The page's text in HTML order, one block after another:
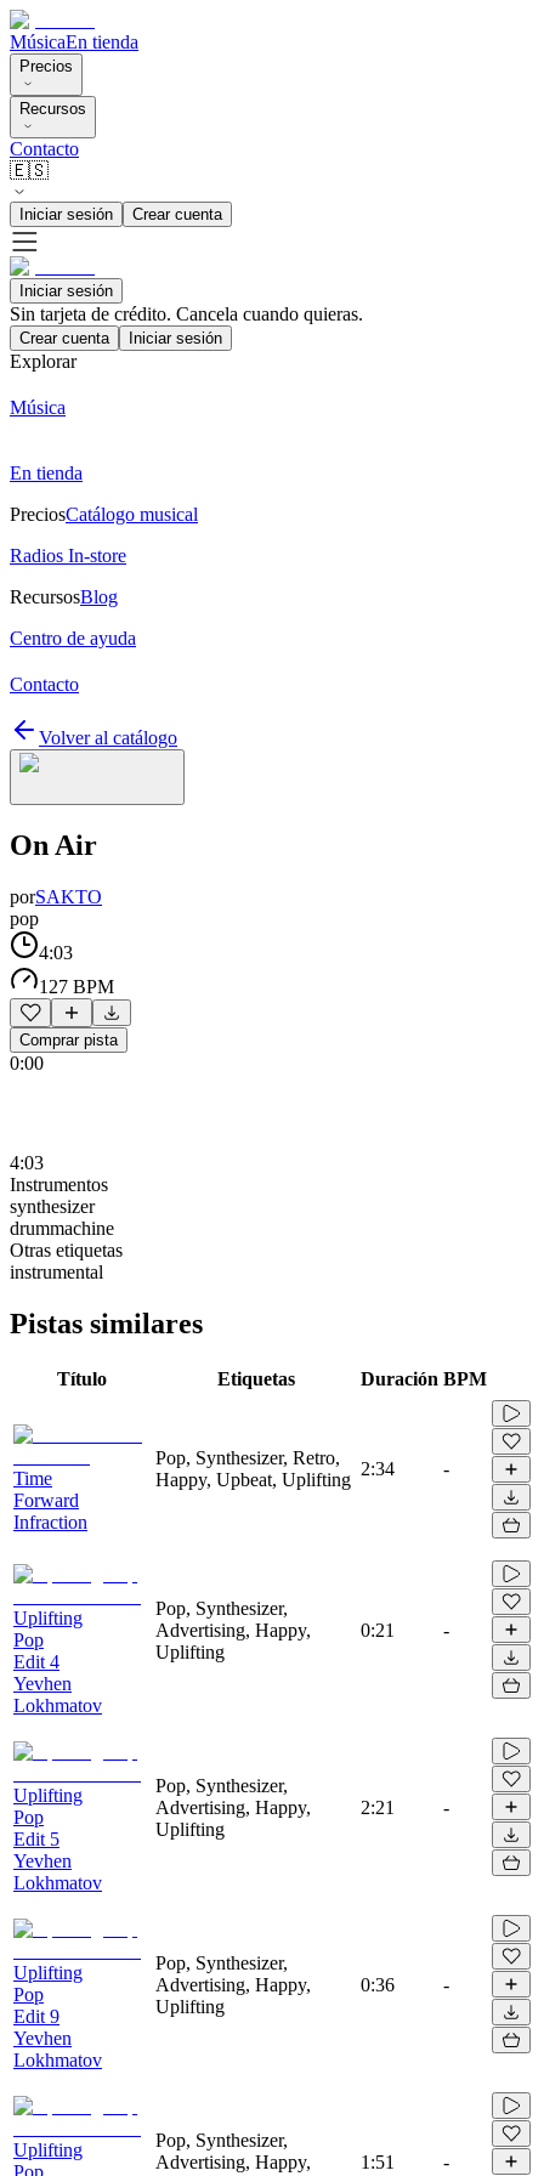
MúsicaEn tienda
Precios
Recursos
Contacto
🇪🇸
Iniciar sesión Crear cuenta
Iniciar sesión
Sin tarjeta de crédito. Cancela cuando quieras.
Crear cuenta Iniciar sesión
Explorar
Música
En tienda
PreciosCatálogo musical
Radios In-store
RecursosBlog
Centro de ayuda
Contacto
Volver al catálogo
On Air
porSAKTO
pop
4:03
127 BPM
Comprar pista
0:00
4:03
Instrumentos
synthesizer
drummachine
Otras etiquetas
instrumental
Pistas similares
Título Etiquetas Duración BPM
Time
Forward
Infraction
Pop, Synthesizer, Retro,
Happy, Upbeat, Uplifting
2:34 -
Uplifting
Pop
Edit 4
Yevhen
Lokhmatov
Pop, Synthesizer,
Advertising, Happy,
Uplifting
0:21 -
Uplifting
Pop
Edit 5
Yevhen
Lokhmatov
Pop, Synthesizer,
Advertising, Happy,
Uplifting
2:21 -
Uplifting
Pop
Edit 9
Yevhen
Lokhmatov
Pop, Synthesizer,
Advertising, Happy,
Uplifting
0:36 -
Uplifting
Pop
Pop, Synthesizer,
Advertising, Happy,
1:51 -